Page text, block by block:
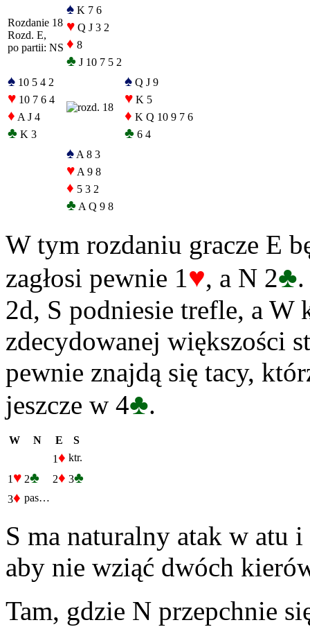
Rozdanie 18
Rozd. E,
po partii: NS
♠ K 7 6
♥ Q J 3 2
♦ 8
♣ J 10 7 5 2
♠ 10 5 4 2
♥ 10 7 6 4
♦ A J 4
♣ K 3
♠ Q J 9
♥ K 5
♦ K Q 10 9 7 6
♣ 6 4
♠ A 8 3
♥ A 9 8
♦ 5 3 2
♣ A Q 9 8
W tym rozdaniu gracze E
zagłosi pewnie 1♥, a N 2♣
2d, S podniesie trefle, a W
zdecydowanej większości
pewnie znajdą się tacy,
jeszcze w 4♣.
W N E
S
1♦ ktr.
1 ♥ 2♣ 2♦ 3♣
3♦ pas…
S ma naturalny atak w atu i
aby nie wziąć dwóch
Tam, gdzie N przepchnie